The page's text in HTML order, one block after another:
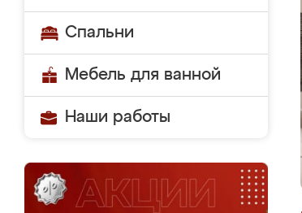
Спальни
Мебель для ванной
Наши работы